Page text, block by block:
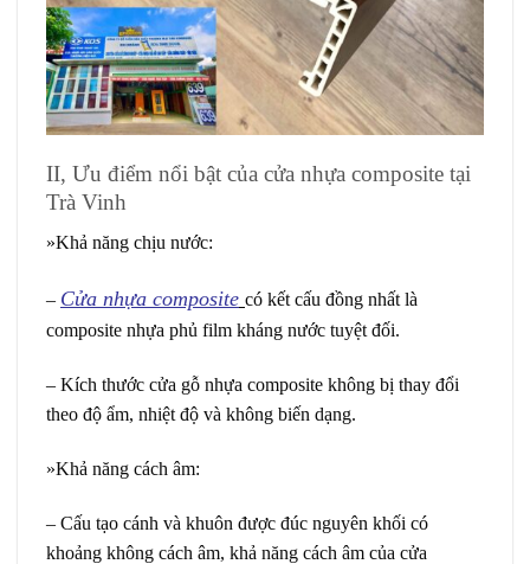
II, Ưu điểm nổi bật của cửa nhựa composite tại
Trà Vinh
»Khả năng chịu nước:
– Cửa nhựa composite có kết cấu đồng nhất là
composite nhựa phủ film kháng nước tuyệt đối.
– Kích thước cửa gỗ nhựa composite không bị thay đổi
theo độ ẩm, nhiệt độ và không biến dạng.
»Khả năng cách âm:
– Cấu tạo cánh và khuôn được đúc nguyên khối có
khoảng không cách âm, khả năng cách âm của cửa